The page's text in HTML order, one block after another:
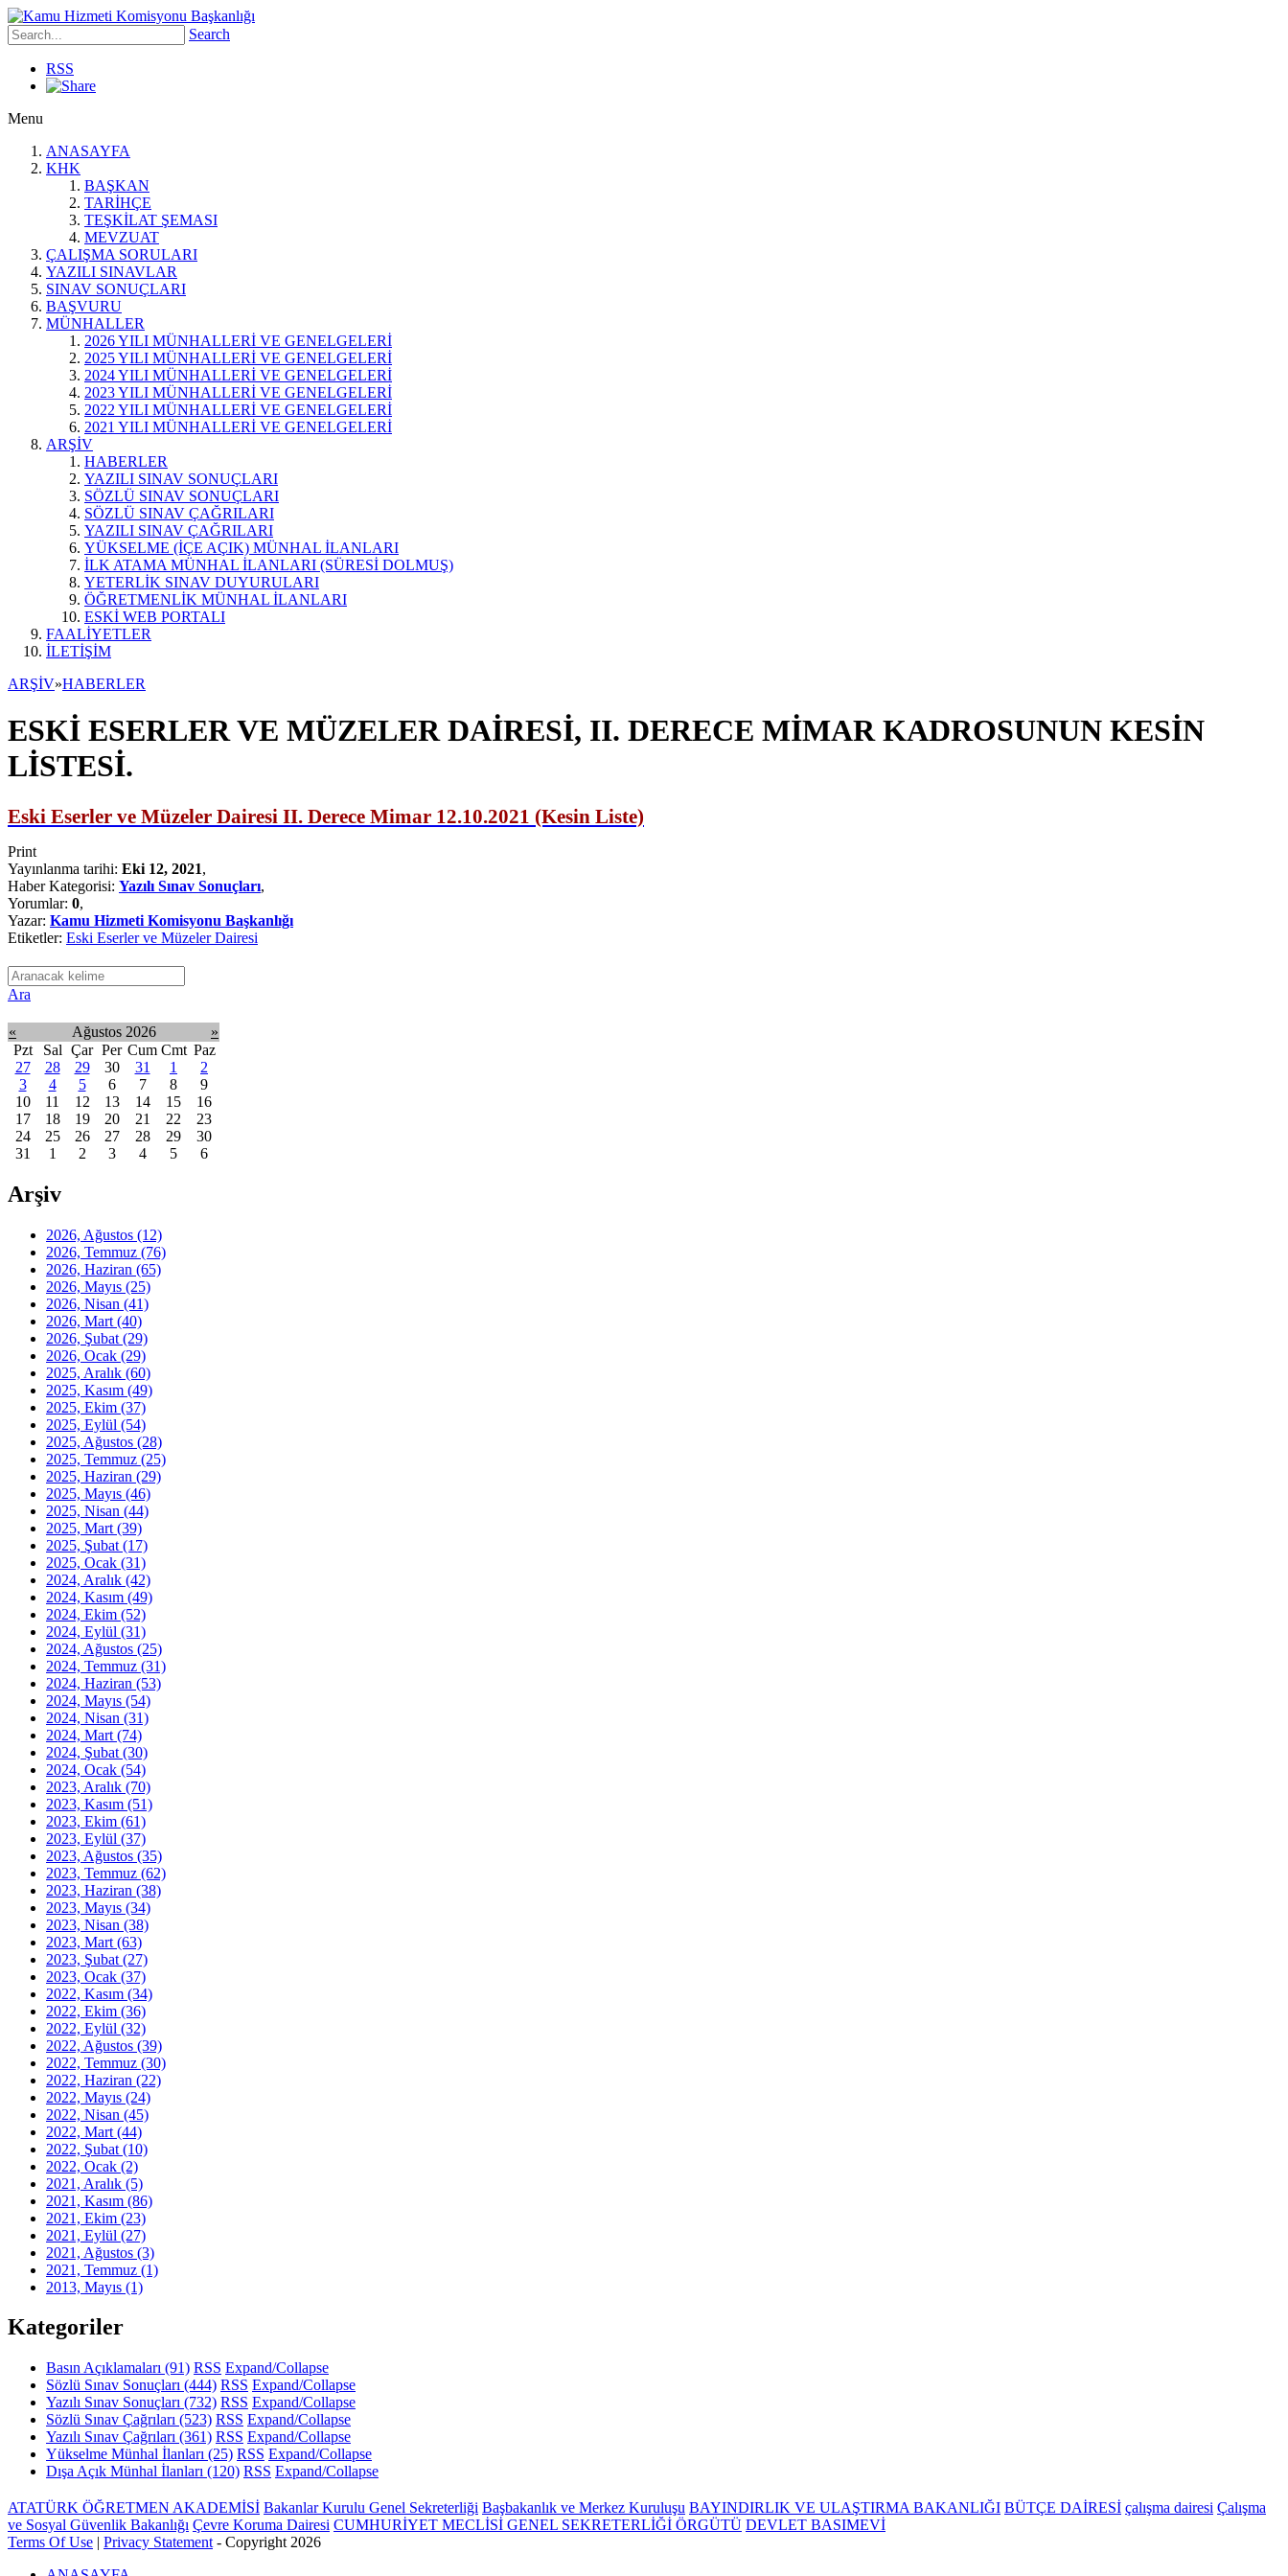
Search
RSS
Menu
ANASAYFA
KHK
BAŞKAN
TARİHÇE
TEŞKİLAT ŞEMASI
MEVZUAT
ÇALIŞMA SORULARI
YAZILI SINAVLAR
SINAV SONUÇLARI
BAŞVURU
MÜNHALLER
2026 YILI MÜNHALLERİ VE GENELGELERİ
2025 YILI MÜNHALLERİ VE GENELGELERİ
2024 YILI MÜNHALLERİ VE GENELGELERİ
2023 YILI MÜNHALLERİ VE GENELGELERİ
2022 YILI MÜNHALLERİ VE GENELGELERİ
2021 YILI MÜNHALLERİ VE GENELGELERİ
ARŞİV
HABERLER
YAZILI SINAV SONUÇLARI
SÖZLÜ SINAV SONUÇLARI
SÖZLÜ SINAV ÇAĞRILARI
YAZILI SINAV ÇAĞRILARI
YÜKSELME (İÇE AÇIK) MÜNHAL İLANLARI
İLK ATAMA MÜNHAL İLANLARI (SÜRESİ DOLMUŞ)
YETERLİK SINAV DUYURULARI
ÖĞRETMENLİK MÜNHAL İLANLARI
ESKİ WEB PORTALI
FAALİYETLER
İLETİŞİM
ARŞİV»HABERLER
ESKİ ESERLER VE MÜZELER DAİRESİ, II. DERECE MİMAR KADROSUNUN KESİN
LİSTESİ.
Eski Eserler ve Müzeler Dairesi II. Derece Mimar 12.10.2021 (Kesin Liste)
Print
Yayınlanma tarihi: Eki 12, 2021,
Haber Kategorisi: Yazılı Sınav Sonuçları,
Yorumlar: 0,
Yazar: Kamu Hizmeti Komisyonu Başkanlığı
Etiketler: Eski Eserler ve Müzeler Dairesi
Ara
« Ağustos 2026
»
Pzt
Sal Çar Per Cum Cmt Paz
27
28 29 30 31 1
2
3
4 5 6 7 8
9
10
11 12 13 14 15
16
17
18 19 20 21 22
23
24
25 26 27 28 29
30
31
1 2 3 4 5 6
Arşiv
2026, Ağustos (12)
2026, Temmuz (76)
2026, Haziran (65)
2026, Mayıs (25)
2026, Nisan (41)
2026, Mart (40)
2026, Şubat (29)
2026, Ocak (29)
2025, Aralık (60)
2025, Kasım (49)
2025, Ekim (37)
2025, Eylül (54)
2025, Ağustos (28)
2025, Temmuz (25)
2025, Haziran (29)
2025, Mayıs (46)
2025, Nisan (44)
2025, Mart (39)
2025, Şubat (17)
2025, Ocak (31)
2024, Aralık (42)
2024, Kasım (49)
2024, Ekim (52)
2024, Eylül (31)
2024, Ağustos (25)
2024, Temmuz (31)
2024, Haziran (53)
2024, Mayıs (54)
2024, Nisan (31)
2024, Mart (74)
2024, Şubat (30)
2024, Ocak (54)
2023, Aralık (70)
2023, Kasım (51)
2023, Ekim (61)
2023, Eylül (37)
2023, Ağustos (35)
2023, Temmuz (62)
2023, Haziran (38)
2023, Mayıs (34)
2023, Nisan (38)
2023, Mart (63)
2023, Şubat (27)
2023, Ocak (37)
2022, Kasım (34)
2022, Ekim (36)
2022, Eylül (32)
2022, Ağustos (39)
2022, Temmuz (30)
2022, Haziran (22)
2022, Mayıs (24)
2022, Nisan (45)
2022, Mart (44)
2022, Şubat (10)
2022, Ocak (2)
2021, Aralık (5)
2021, Kasım (86)
2021, Ekim (23)
2021, Eylül (27)
2021, Ağustos (3)
2021, Temmuz (1)
2013, Mayıs (1)
Kategoriler
Basın Açıklamaları (91) RSS Expand/Collapse
Sözlü Sınav Sonuçları (444) RSS Expand/Collapse
Yazılı Sınav Sonuçları (732) RSS Expand/Collapse
Sözlü Sınav Çağrıları (523) RSS Expand/Collapse
Yazılı Sınav Çağrıları (361) RSS Expand/Collapse
Yükselme Münhal İlanları (25) RSS Expand/Collapse
Dışa Açık Münhal İlanları (120) RSS Expand/Collapse
ATATÜRK ÖĞRETMEN AKADEMİSİ Bakanlar Kurulu Genel Sekreterliği Başbakanlık ve Merkez Kuruluşu BAYINDIRLIK VE ULAŞTIRMA BAKANLIĞI BÜTÇE DAİRESİ çalışma dairesi Çalışma
ve Sosyal Güvenlik Bakanlığı Çevre Koruma Dairesi CUMHURİYET MECLİSİ GENEL SEKRETERLİĞİ ÖRGÜTÜ DEVLET BASIMEVİ
Terms Of Use | Privacy Statement - Copyright 2026